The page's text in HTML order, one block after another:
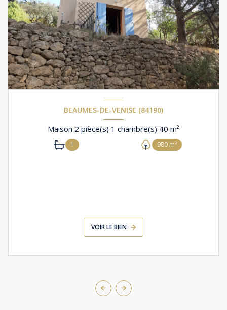
BEAUMES-DE-VENISE (84190)
Maison 2 pièce(s) 1 chambre(s) 40 m²
1 980 m²
VOIR LE BIEN